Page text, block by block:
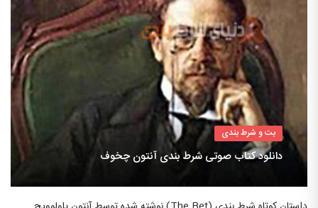
بت و شرط بندی
دانلود کتاب صوتی شرط بندی آنتون چخوف